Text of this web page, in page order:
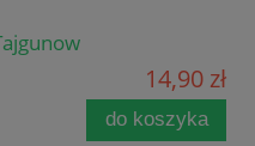
14,90 zł
do koszyka